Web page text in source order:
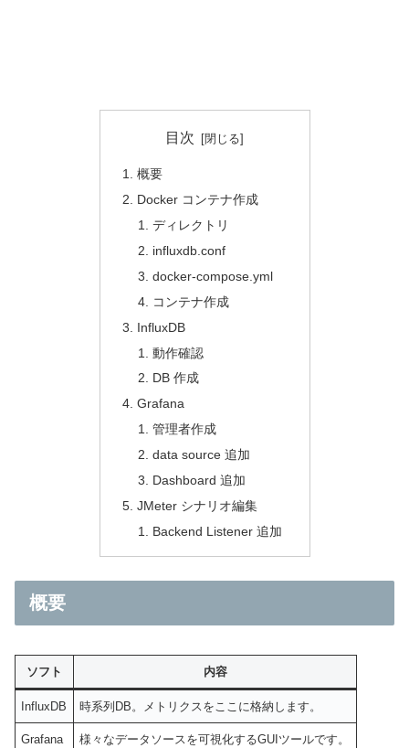
目次
概要
Docker コンテナ作成
ディレクトリ
influxdb.conf
docker-compose.yml
コンテナ作成
InfluxDB
動作確認
DB 作成
Grafana
管理者作成
data source 追加
Dashboard 追加
JMeter シナリオ編集
Backend Listener 追加
概要
ソフト 内容
InfluxDB 時系列DB。メトリクスをここに格納します。
Grafana 様々なデータソースを可視化するGUIツールです。